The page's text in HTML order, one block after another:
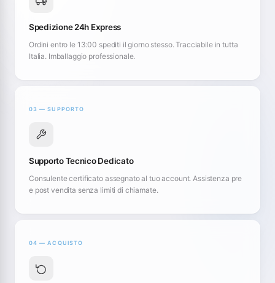
Spedizione 24h Express
Ordini entro le 13:00 spediti il giorno stesso. Tracciabile in tutta
Italia. Imballaggio professionale.
03 — SUPPORTO
Supporto Tecnico Dedicato
Consulente certificato assegnato al tuo account. Assistenza pre
e post vendita senza limiti di chiamate.
04 — ACQUISTO